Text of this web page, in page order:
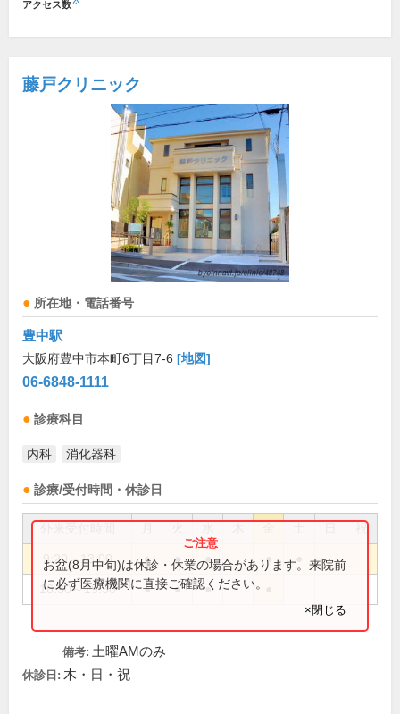
アクセス数
藤戸クリニック
所在地・電話番号
豊中駅
大阪府豊中市本町6丁目7-6 [地図]
06-6848-1111
診療科目
内科 消化器科
診療/受付時間・休診日
祝
9:20～13:00 ● ● ● ●
16:30～19:30 ● ● ●
お盆(8月中旬)は休診・休業の場合があります。来院前
に必ず医療機関に直接ご確認ください。
×閉じる
備考: 土曜AMのみ
休診日: 木・日・祝